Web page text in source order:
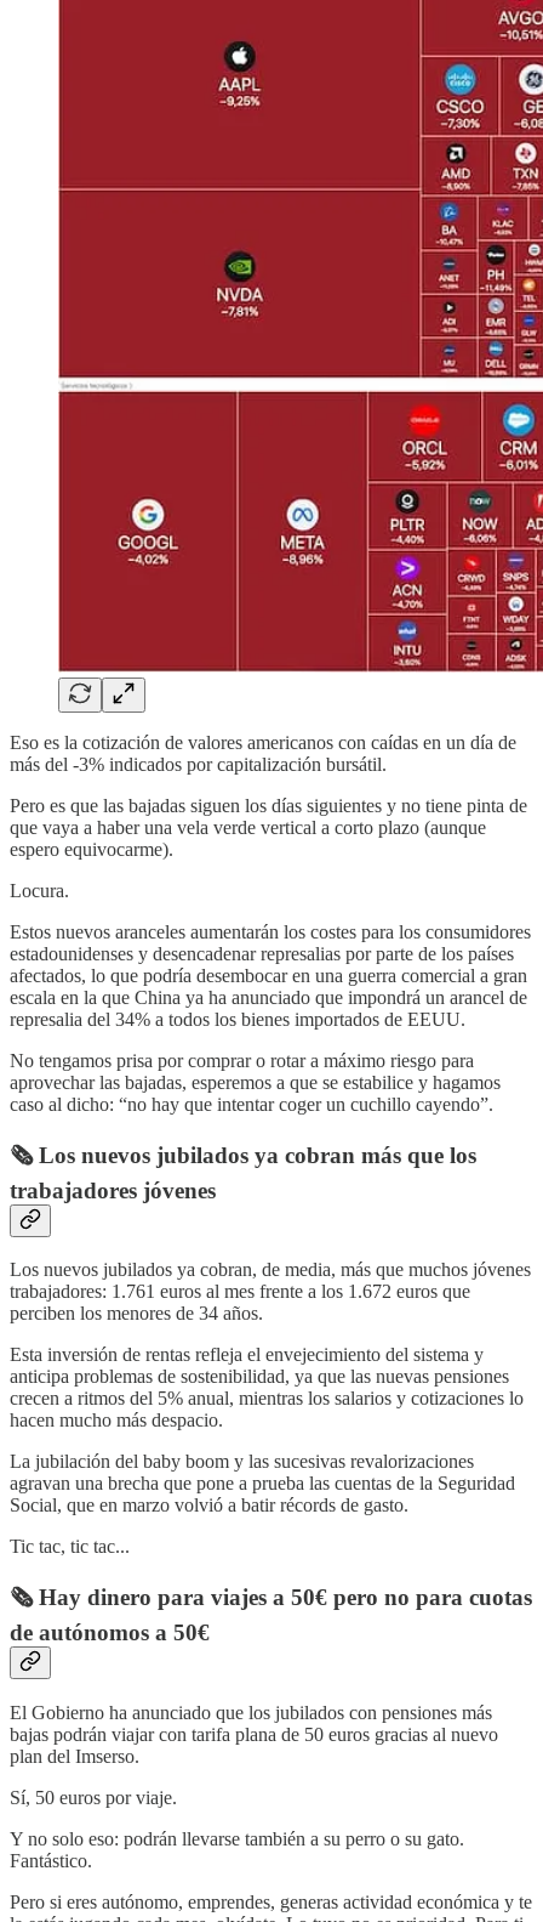
Eso es la cotización de valores americanos con caídas en un día de
más del -3% indicados por capitalización bursátil.
Pero es que las bajadas siguen los días siguientes y no tiene pinta de
que vaya a haber una vela verde vertical a corto plazo (aunque
espero equivocarme).
Locura.
Estos nuevos aranceles aumentarán los costes para los consumidores
estadounidenses y desencadenar represalias por parte de los países
afectados, lo que podría desembocar en una guerra comercial a gran
escala en la que China ya ha anunciado que impondrá un arancel de
represalia del 34% a todos los bienes importados de EEUU.
No tengamos prisa por comprar o rotar a máximo riesgo para
aprovechar las bajadas, esperemos a que se estabilice y hagamos
caso al dicho: “no hay que intentar coger un cuchillo cayendo”.
🗞️ Los nuevos jubilados ya cobran más que los
trabajadores jóvenes
Los nuevos jubilados ya cobran, de media, más que muchos jóvenes
trabajadores: 1.761 euros al mes frente a los 1.672 euros que
perciben los menores de 34 años.
Esta inversión de rentas refleja el envejecimiento del sistema y
anticipa problemas de sostenibilidad, ya que las nuevas pensiones
crecen a ritmos del 5% anual, mientras los salarios y cotizaciones lo
hacen mucho más despacio.
La jubilación del baby boom y las sucesivas revalorizaciones
agravan una brecha que pone a prueba las cuentas de la Seguridad
Social, que en marzo volvió a batir récords de gasto.
Tic tac, tic tac...
🗞️ Hay dinero para viajes a 50€ pero no para cuotas
de autónomos a 50€
El Gobierno ha anunciado que los jubilados con pensiones más
bajas podrán viajar con tarifa plana de 50 euros gracias al nuevo
plan del Imserso.
Sí, 50 euros por viaje.
Y no solo eso: podrán llevarse también a su perro o su gato.
Fantástico.
Pero si eres autónomo, emprendes, generas actividad económica y te